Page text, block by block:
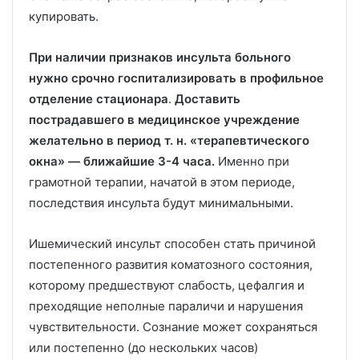
купировать.
При наличии признаков инсульта больного
нужно срочно госпитализировать в профильное
отделение стационара. Доставить
пострадавшего в медицинское учреждение
желательно в период т. н. «терапевтического
окна» — ближайшие 3-4 часа. Именно при
грамотной терапии, начатой в этом периоде,
последствия инсульта будут минимальными.
Ишемический инсульт способен стать причиной
постепенного развития коматозного состояния,
которому предшествуют слабость, цефалгия и
преходящие неполные параличи и нарушения
чувствительности. Сознание может сохраняться
или постепенно (до нескольких часов)